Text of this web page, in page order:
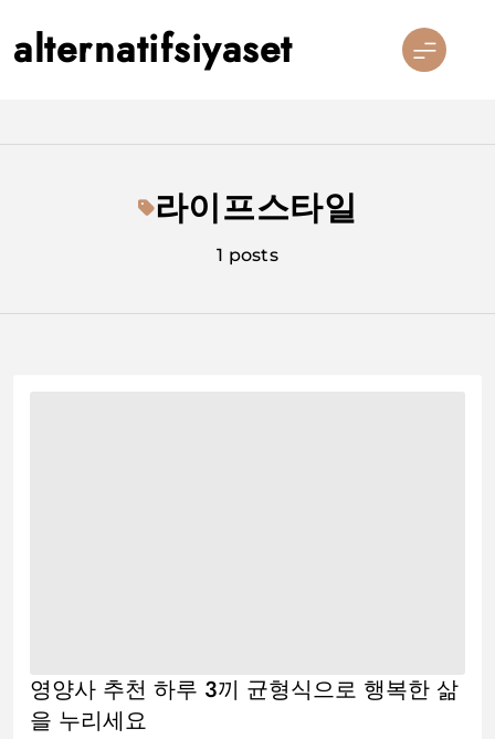
to
content
alternatifsiyaset
라이프스타일
1 posts
영양사 추천 하루 3끼 균형식으로 행복한 삶
을 누리세요